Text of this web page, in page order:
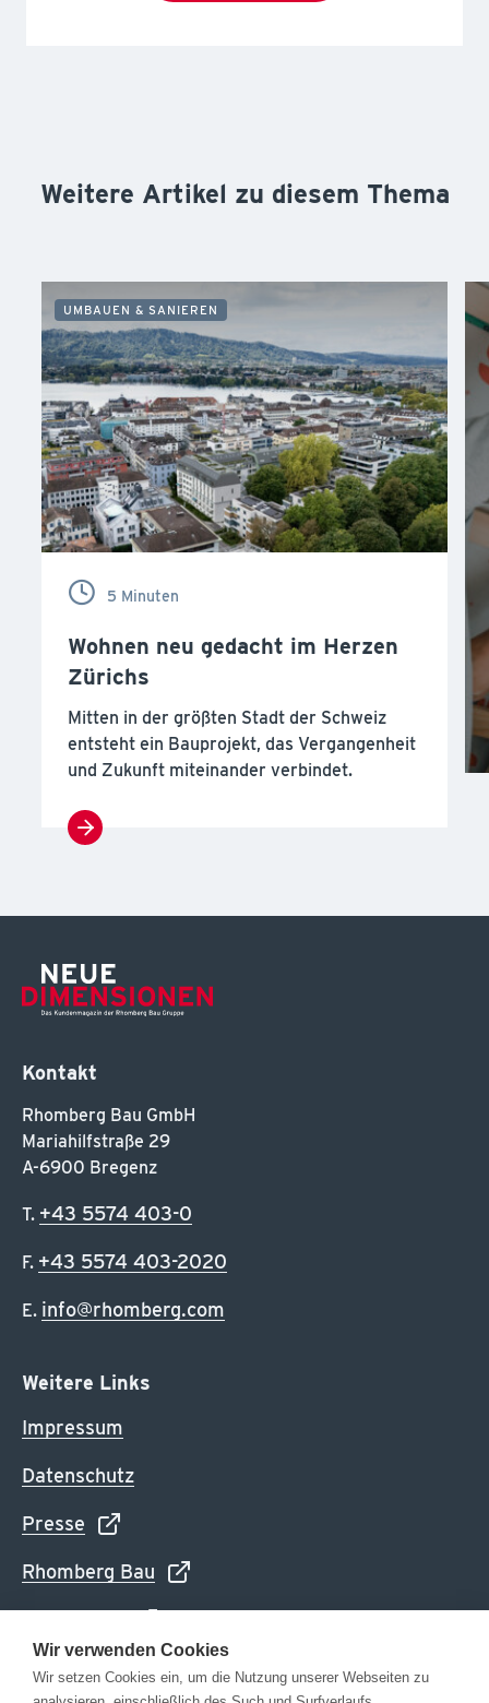
Weitere Artikel zu diesem Thema
UMBAUEN & SANIEREN
5 Minuten
Wohnen neu gedacht im Herzen
Zürichs
Mitten in der größten Stadt der Schweiz
entsteht ein Bauprojekt, das Vergangenheit
und Zukunft miteinander verbindet.
Kontakt
Rhomberg Bau GmbH
Mariahilfstraße 29
A-6900 Bregenz
T. +43 5574 403-0
F. +43 5574 403-2020
E. info@rhomberg.com
Weitere Links
Impressum
Datenschutz
Presse
Rhomberg Bau
Cookie-Einstellungen
Wir verwenden Cookies
Wir setzen Cookies ein, um die Nutzung unserer Webseiten zu